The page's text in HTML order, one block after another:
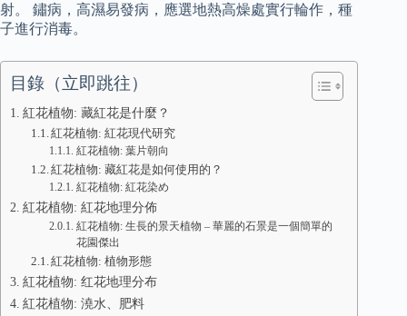
射。 鏽病，高濕易發病，應選地熱高燥處實行輪作，種
子進行消毒。
目錄（立即跳往）
紅花植物: 藏紅花是什麼？
紅花植物: 紅花現代研究
紅花植物: 葉片朝向
紅花植物: 藏紅花是如何使用的？
紅花植物: 紅花染め
紅花植物: 紅花地理分佈
紅花植物: 生長的景天植物 – 華麗的石景是一個簡單的
花園傑出
紅花植物: 植物形態
紅花植物: 红花地理分布
紅花植物: 澆水、肥料